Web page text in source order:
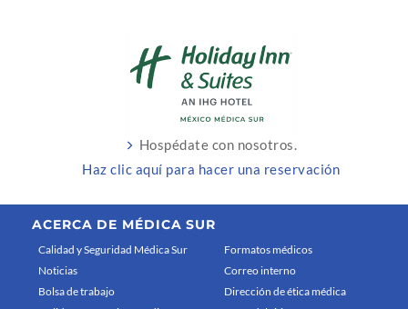
Hospédate con nosotros.
Haz clic aquí para hacer una reservación
ACERCA DE MÉDICA SUR
Calidad y Seguridad Médica Sur
Noticias
Bolsa de trabajo
Formatos médicos
Correo interno
Dirección de ética médica